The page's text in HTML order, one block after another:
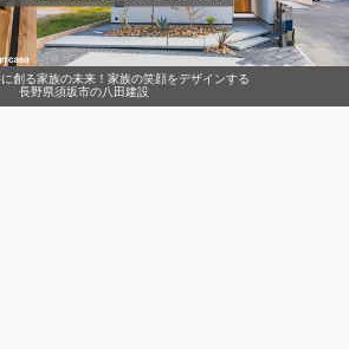
創る家族の未来！家族の笑顔をデザインする
長野県須坂市の八田建設